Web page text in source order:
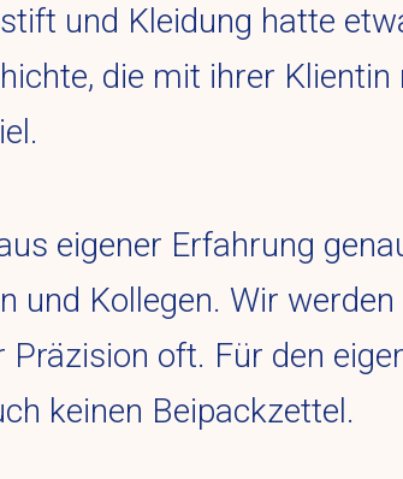
und Kleidung hatte
die mit ihrer
eigener Erfahrung
und Kollegen. Wir
oft. Für den
keinen Beipackzettel.